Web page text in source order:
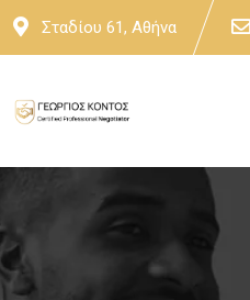
Skip
Σταδίου 61, Αθήνα